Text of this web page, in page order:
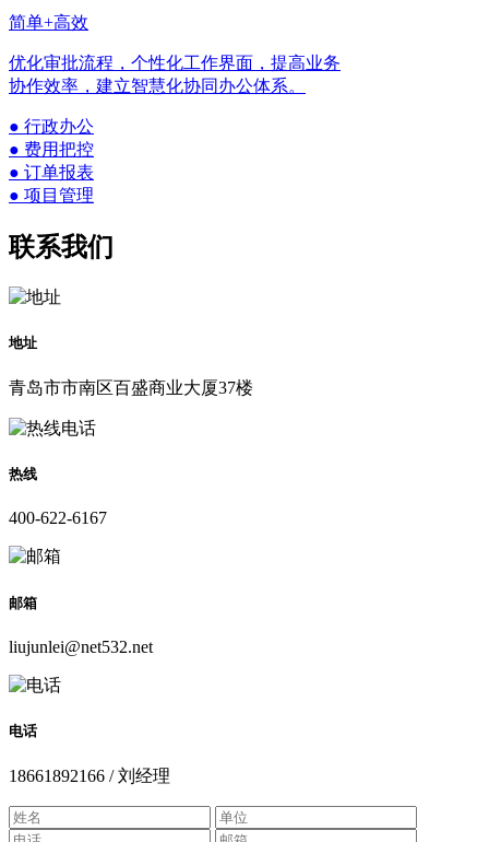
简单+高效
优化审批流程，个性化工作界面，提高业务
协作效率，建立智慧化协同办公体系。
● 行政办公
● 费用把控
● 订单报表
● 项目管理
联系我们
地址
青岛市市南区百盛商业大厦37楼
热线
400-622-6167
邮箱
liujunlei@net532.net
电话
18661892166 / 刘经理